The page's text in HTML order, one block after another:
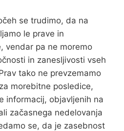
se trudimo, da na
le prave in
vendar pa ne moremo
in zanesljivosti vseh
tako ne prevzemamo
morebitne posledice,
informacij, objavljenih na
začasnega nedelovanja
se, da je zasebnost